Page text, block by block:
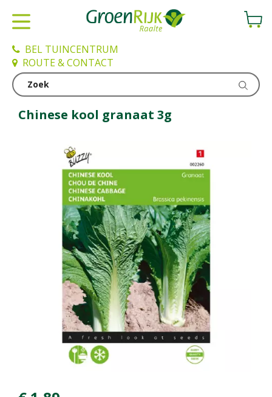
Kweken en zaden
BEL TUINCENTRUM
ROUTE & CONTACT
Chinese kool granaat 3g